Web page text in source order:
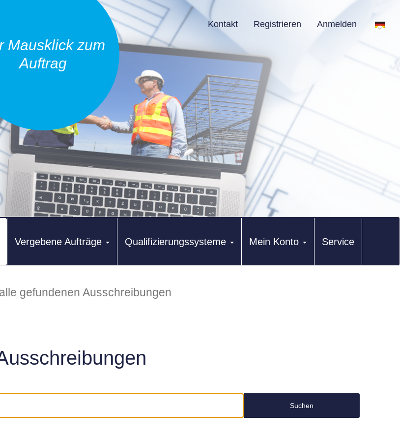
Mausklick zum
Auftrag
Kontakt Registrieren Anmelden
Vergebene Aufträge Qualifizierungssysteme Mein Konto Service
gefundenen Ausschreibungen
Suchen